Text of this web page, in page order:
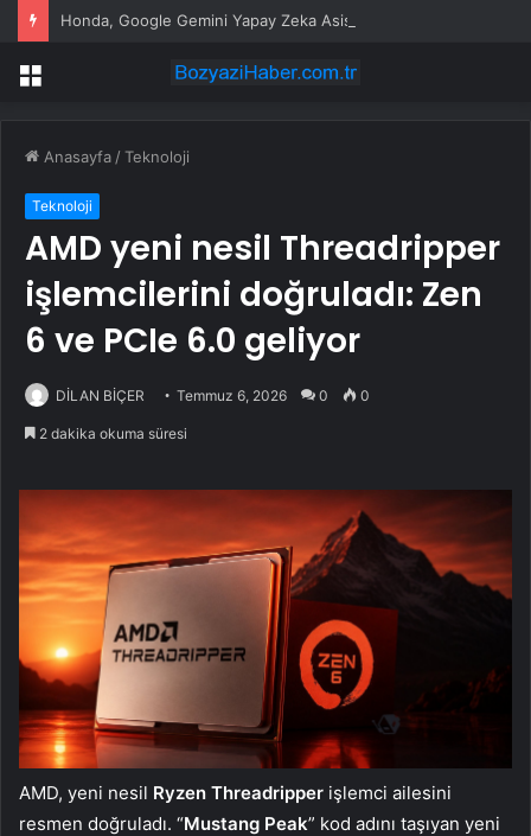
Menü
Anasayfa /Teknoloji
Teknoloji
AMD yeni nesil Threadripper
işlemcilerini doğruladı: Zen
6 ve PCIe 6.0 geliyor
DİLAN BİÇER Temmuz 6, 2026 0 0
2 dakika okuma süresi
AMD, yeni nesil Ryzen Threadripper işlemci ailesini
resmen doğruladı. “Mustang Peak” kod adını taşıyan yeni